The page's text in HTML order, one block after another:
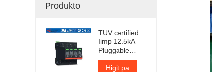
Produkto
TUV certified
Iimp 12.5kA
Pluggable
Surge
Protector
Higit pa